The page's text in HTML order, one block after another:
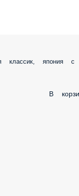
япония с лососем,
В